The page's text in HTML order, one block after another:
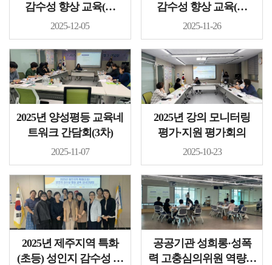
감수성 향상 교육(시
범)_산지경로당..
2025-12-05
감수성 향상 교육(시
범)_일도1동 칠성경로..
2025-11-26
2025년 양성평등 교육네
트워크 간담회(3차)
2025-11-07
2025년 강의 모니터링
평가·지원 평가회의
2025-10-23
2025년 제주지역 특화
(초등) 성인지 감수성 향
공공기관 성희롱·성폭
력 고충심의위원 역량강